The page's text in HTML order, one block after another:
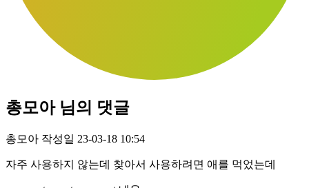
총모아 님의 댓글
총모아 작성일 23-03-18 10:54
자주 사용하지 않는데 찾아서 사용하려면 애를 먹었는데